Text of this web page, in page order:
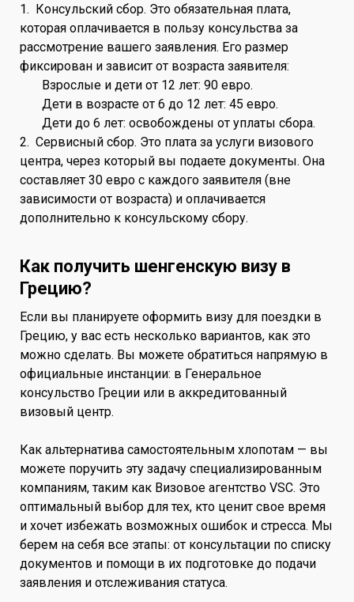
1. Консульский сбор. Это обязательная плата,
которая оплачивается в пользу консульства за
рассмотрение вашего заявления. Его размер
фиксирован и зависит от возраста заявителя:
Взрослые и дети от 12 лет: 90 евро.
Дети в возрасте от 6 до 12 лет: 45 евро.
Дети до 6 лет: освобождены от уплаты сбора.
2. Сервисный сбор. Это плата за услуги визового
центра, через который вы подаете документы. Она
составляет 30 евро с каждого заявителя (вне
зависимости от возраста) и оплачивается
дополнительно к консульскому сбору.
Как получить шенгенскую визу в
Грецию?
Если вы планируете оформить визу для поездки в
Грецию, у вас есть несколько вариантов, как это
можно сделать. Вы можете обратиться напрямую в
официальные инстанции: в Генеральное
консульство Греции или в аккредитованный
визовый центр.
Как альтернатива самостоятельным хлопотам — вы
можете поручить эту задачу специализированным
компаниям, таким как Визовое агентство VSC. Это
оптимальный выбор для тех, кто ценит свое время
и хочет избежать возможных ошибок и стресса. Мы
берем на себя все этапы: от консультации по списку
документов и помощи в их подготовке до подачи
заявления и отслеживания статуса.